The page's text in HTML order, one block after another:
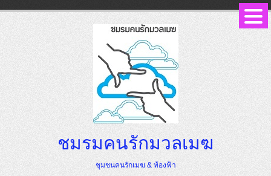
ชมรมคนรักมวลเมฆ
ชุมชนคนรักเมฆ & ท้องฟ้า